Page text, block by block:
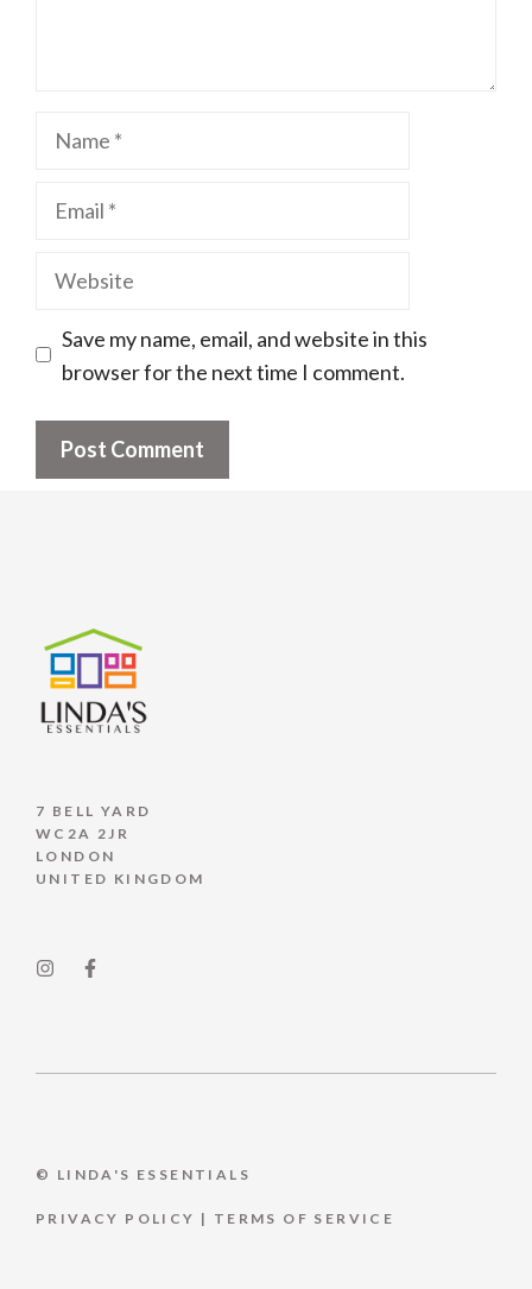
Name
Email
Website
Save my name, email, and website in this
browser for the next time I comment.
7 BELL YARD
WC2A 2JR
LONDON
UNITED KINGDOM
© LINDA'S ESSENTIALS
PRIVACY POLICY | TERMS OF SERVICE